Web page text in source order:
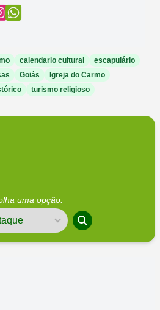
calendario cultural
escapulário
Goiás
Igreja do Carmo
turismo religioso
uma opção.